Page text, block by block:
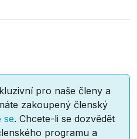
pro naše členy a
zakoupený členský
se. Chcete-li se dozvědět
programu a